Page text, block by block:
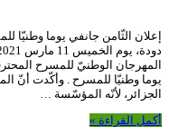
إعلان الثّامن جانفي يوما وطنيّا
يوما وطنيّا للمسرح . وأكّدت أنّ
الجزائر، لأنّه المؤسّسة …
أكمل القراءة »